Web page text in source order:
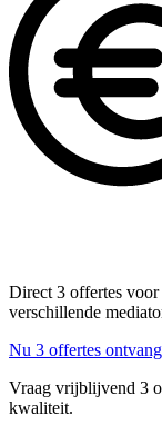
Direct 3 offertes voor
verschillende
Nu 3 offertes
Vraag vrijblijvend 3
kwaliteit.